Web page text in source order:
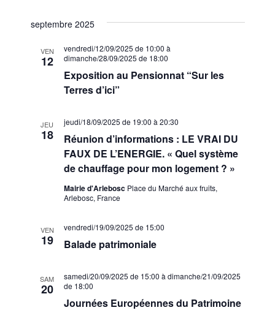
septembre 2025
VEN
12
Exposition au Pensionnat “Sur les
Terres d’ici”
vendredi/12/09/2025 de 10:00 à
dimanche/28/09/2025 de 18:00
JEU
18
Réunion d’informations : LE VRAI DU
FAUX DE L’ENERGIE. « Quel système
de chauffage pour mon logement ? »
jeudi/18/09/2025 de 19:00 à 20:30
Mairie d'Arlebosc Place du Marché aux fruits,
Arlebosc, France
VEN
19 Balade patrimoniale
vendredi/19/09/2025 de 15:00
SAM
20
Journées Européennes du Patrimoine
samedi/20/09/2025 de 15:00 à dimanche/21/09/2025
de 18:00